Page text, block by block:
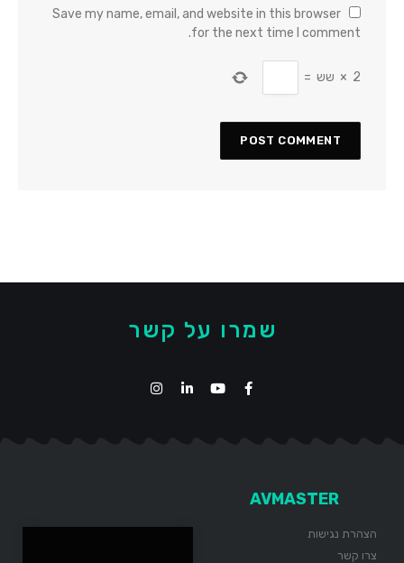
Save my name, email, and website in this browser
for the next time I comment.
2
× שש =
שמרו על קשר
AVMASTER
הצהרת נגישות
צרו קשר